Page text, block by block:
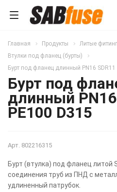
Главная Продукты
Литые
Втулки под фланец (бурты)
Бурт под фланец длинный PN16 SDR11
Бурт под
длинный PN16
PE100 D315
Арт. 802216315
Бурт (втулка) под фланец литой
соединения труб из ПНД с
удлиненный патрубок.